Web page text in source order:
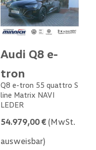
Audi Q8 e-
tron
Q8 e-tron 55 quattro S
line Matrix NAVI
LEDER
54.979,00 € (MwSt.
ausweisbar)